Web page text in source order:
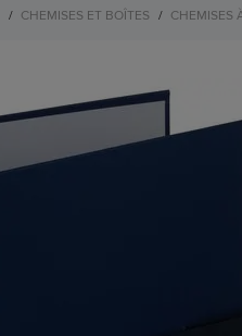
/ CHEMISES ET BOÎTES / CHEMISES